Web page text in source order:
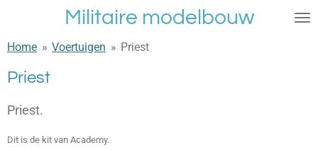
naar
hoofdinhoud
Militaire modelbouw
Home » Voertuigen » Priest
Priest
Priest.
Dit is de kit van Academy.